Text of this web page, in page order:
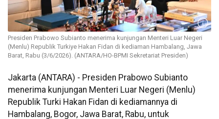
Presiden Prabowo Subianto menerima kunjungan Menteri Luar Negeri
(Menlu) Republik Turkiye Hakan Fidan di kediaman Hambalang, Jawa
Barat, Rabu (3/6/2026). (ANTARA/HO-BPMI Sekretariat Presiden)
Jakarta (ANTARA) - Presiden Prabowo Subianto
menerima kunjungan Menteri Luar Negeri (Menlu)
Republik Turki Hakan Fidan di kediamannya di
Hambalang, Bogor, Jawa Barat, Rabu, untuk